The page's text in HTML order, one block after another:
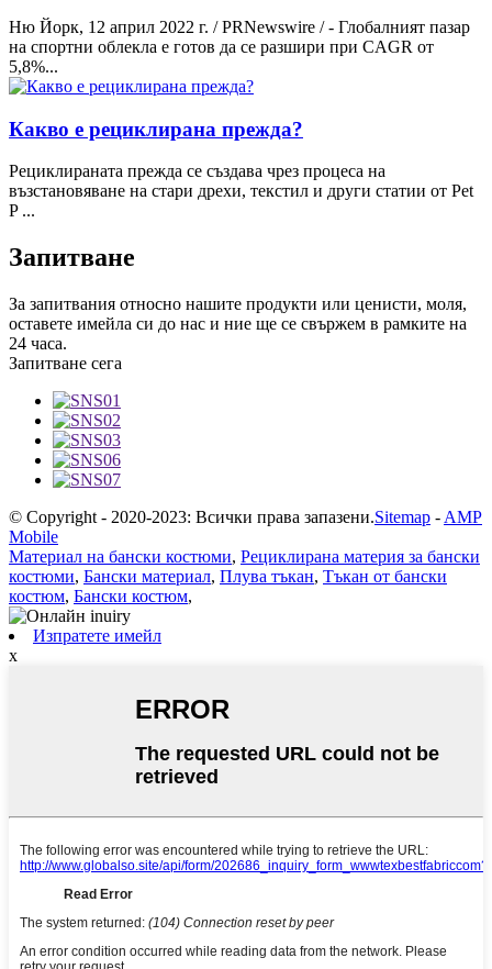
Ню Йорк, 12 април 2022 г. / PRNewswire / - Глобалният пазар
на спортни облекла е готов да се разшири при CAGR от
5,8%...
Какво е рециклирана прежда?
Рециклираната прежда се създава чрез процеса на
възстановяване на стари дрехи, текстил и други статии от Pet
P ...
Запитване
За запитвания относно нашите продукти или ценисти, моля,
оставете имейла си до нас и ние ще се свържем в рамките на
24 часа.
Запитване сега
© Copyright - 2020-2023: Всички права запазени.Sitemap - AMP
Mobile
Материал на бански костюми, Рециклирана материя за бански
костюми, Бански материал, Плува тъкан, Тъкан от бански
костюм, Бански костюм,
Изпратете имейл
x